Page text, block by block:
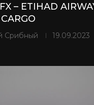
– ETIHAD
CARGO
Срибный 19.09.2023